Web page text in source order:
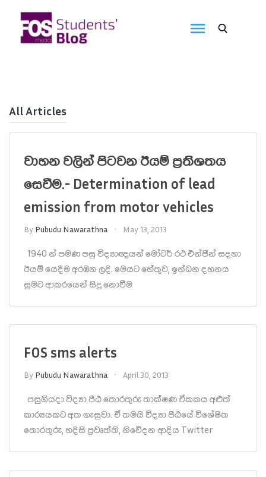
content
All Articles
වාහන වලින් පිටවන ඊයම් ප්‍රතිශතය
සෙවීම.- Determination of lead
emission from motor vehicles
By Pubudu Nawarathna May 13, 2013
1940 න් පමණ පසු විද්‍යාඥයන් මෝටර් රථ එන්ජින් සදහා
ඊයම් යෙදීම අරඹන ලදි. මෙයට හේතුව, ඉන්ධන දහනය
සුමට ආකරයෙන් සිදු නොවීම
FOS sms alerts
By Pubudu Nawarathna April 30, 2013
පසුගියදා විද්‍යා පීඨ තොරතුරු තාක්ෂණ ඒකකය අළුත්
කාර්‍යයකට අත ගැසුවා. ඒ තමයි විද්‍යා පීඨයේ විශේෂිත
තොරතුරු, හදිසි ප්‍රවෘත්ති, නිවේදන ආදිය Twitter